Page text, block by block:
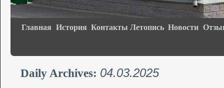
Главная История Контакты Летопись Новости
Daily Archives: 04.03.2025